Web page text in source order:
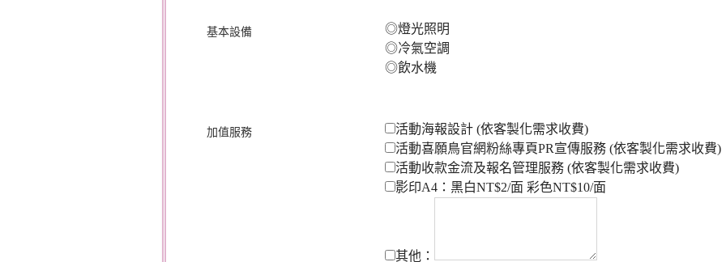
基本設備
◎燈光照明
◎冷氣空調
◎飲水機
加值服務
活動海報設計 (依客製化需求收費)
活動喜願鳥官網粉絲專頁PR宣傳服務 (依客製化需求收費)
活動收款金流及報名管理服務 (依客製化需求收費)
影印A4：黑白NT$2/面 彩色NT$10/面
其他：